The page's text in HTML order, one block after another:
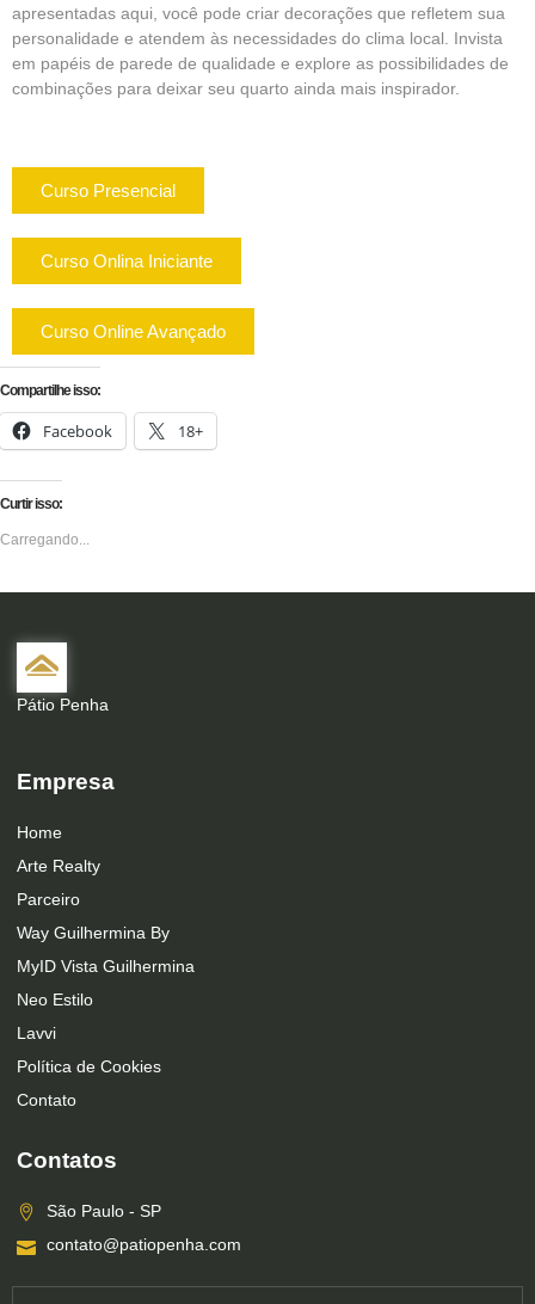
apresentadas aqui, você pode criar decorações que refletem sua
personalidade e atendem às necessidades do clima local. Invista
em papéis de parede de qualidade e explore as possibilidades de
combinações para deixar seu quarto ainda mais inspirador.
Curso Presencial
Curso Onlina Iniciante
Curso Online Avançado
Compartilhe isso:
Facebook 18+
Curtir isso:
Carregando...
Pátio Penha
Empresa
Home
Arte Realty
Parceiro
Way Guilhermina By
MyID Vista Guilhermina
Neo Estilo
Lavvi
Política de Cookies
Contato
Contatos
São Paulo - SP
contato@patiopenha.com